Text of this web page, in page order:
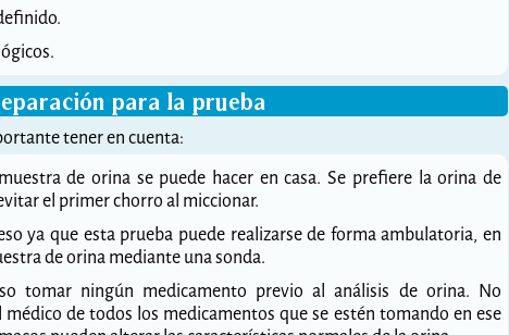
para la prueba
tener en cuenta:
de orina se puede hacer en casa. Se prefiere la orina de
el primer chorro al miccionar.
ya que esta prueba puede realizarse de forma ambulatoria, en
de orina mediante una sonda.
tomar ningún medicamento previo al análisis de orina. No
de todos los medicamentos que se estén tomando en ese